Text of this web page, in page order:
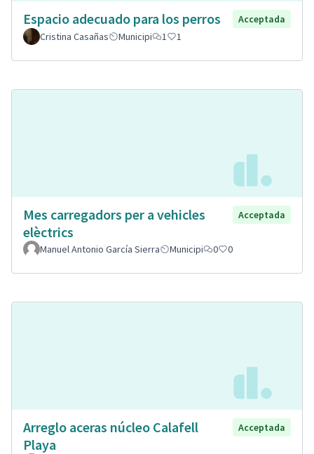
Espacio adecuado para los perros
Acceptada
Cristina Casañas
Municipi 1 1
Mes carregadors per a vehicles
elèctrics
Acceptada
Manuel Antonio García Sierra Municipi 0 0
Arreglo aceras núcleo Calafell
Playa
Acceptada